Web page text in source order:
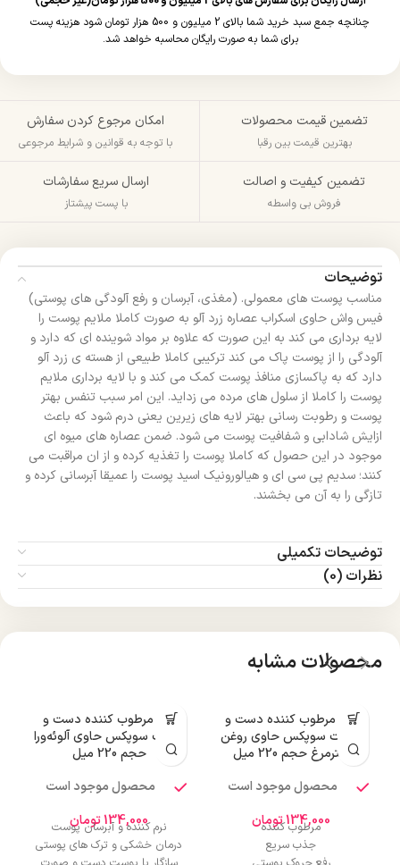
چنانچه جمع سبد خرید شما بالای 2 میلیون و 500 هزار تومان شود هزینه پست
برای شما به صورت رایگان محاسبه خواهد شد.
تضمین قیمت محصولات
بهترین قیمت بین رقبا
امکان مرجوع کردن سفارش
با توجه به قوانین و شرایط مرجوعی
تضمین کیفیت و اصالت
فروش بی واسطه
ارسال سریع سفارشات
با پست پیشتاز
توضیحات
مناسب پوست های معمولی. (مغذی، آبرسان و رفع آلودگی های پوستی)
فیس واش حاوی اسکراب عصاره زرد آلو به صورت کاملا ملایم پوست را
لایه برداری می کند به این صورت که علاوه بر مواد شوینده ای که دارد و
آلودگی را از پوست پاک می کند ترکیبی کاملا طبیعی از هسته ی زرد آلو
دارد که به پاکسازی منافذ پوست کمک می کند و با لایه برداری ملایم
پوست را کاملا از سلول های مرده می زداید. این امر سبب تنفس بهتر
پوست و رطوبت رسانی بهتر لایه های زیرین یعنی درم شود که باعث
ازایش شادابی و شفافیت پوست می شود. ضمن عصاره های میوه ای
موجود در این حصول که کاملا پوست را تغذیه کرده و از ان مراقبت می
کنند؛ سدیم پی سی ای و هیالورونیک اسید پوست را عمیقا آبرسانی کرده و
تازگی را به آن می بخشند.
توضیحات تکمیلی
نظرات (0)
محصولات مشابه
کرم مرطوب کننده دست و
صورت سوپکس حاوی روغن
شترمرغ حجم 220 میل
محصول موجود است
134,000تومان
مرطوب کننده
جذب سریع
کرم مرطوب کننده دست و
صورت سوپکس حاوی آلوئه‌ورا
حجم 220 میل
محصول موجود است
134,000تومان
نرم کننده و آبرسان پوست
درمان خشکی و ترک های پوستی